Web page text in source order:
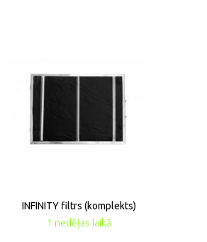
1 nedēļas laikā
INFINITY filtrs (komplekts)